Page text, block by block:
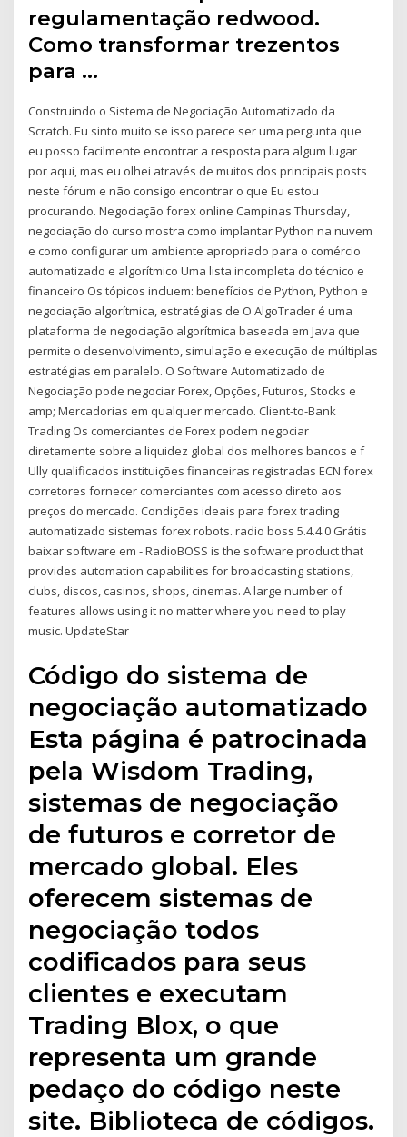
regulamentação redwood.
Como transformar trezentos
para …
Construindo o Sistema de Negociação Automatizado da
Scratch. Eu sinto muito se isso parece ser uma pergunta que
eu posso facilmente encontrar a resposta para algum lugar
por aqui, mas eu olhei através de muitos dos principais posts
neste fórum e não consigo encontrar o que Eu estou
procurando. Negociação forex online Campinas Thursday,
negociação do curso mostra como implantar Python na nuvem
e como configurar um ambiente apropriado para o comércio
automatizado e algorítmico Uma lista incompleta do técnico e
financeiro Os tópicos incluem: benefícios de Python, Python e
negociação algorítmica, estratégias de O AlgoTrader é uma
plataforma de negociação algorítmica baseada em Java que
permite o desenvolvimento, simulação e execução de múltiplas
estratégias em paralelo. O Software Automatizado de
Negociação pode negociar Forex, Opções, Futuros, Stocks e
amp; Mercadorias em qualquer mercado. Client-to-Bank
Trading Os comerciantes de Forex podem negociar
diretamente sobre a liquidez global dos melhores bancos e f
Ully qualificados instituições financeiras registradas ECN forex
corretores fornecer comerciantes com acesso direto aos
preços do mercado. Condições ideais para forex trading
automatizado sistemas forex robots. radio boss 5.4.4.0 Grátis
baixar software em - RadioBOSS is the software product that
provides automation capabilities for broadcasting stations,
clubs, discos, casinos, shops, cinemas. A large number of
features allows using it no matter where you need to play
music. UpdateStar
Código do sistema de
negociação automatizado
Esta página é patrocinada
pela Wisdom Trading,
sistemas de negociação
de futuros e corretor de
mercado global. Eles
oferecem sistemas de
negociação todos
codificados para seus
clientes e executam
Trading Blox, o que
representa um grande
pedaço do código neste
site. Biblioteca de códigos.